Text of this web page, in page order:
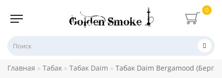
0
Главная Табак Табак Daim Табак Daim Bergamood